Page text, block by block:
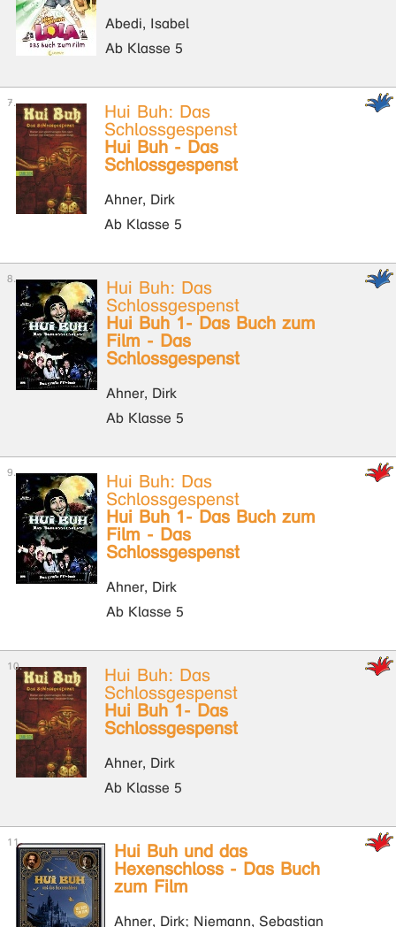
Abedi, Isabel
Ab Klasse 5
Hui Buh: Das
Schlossgespenst
Hui Buh - Das
Schlossgespenst
Ahner, Dirk
Ab Klasse 5
Hui Buh: Das
Schlossgespenst
Hui Buh 1- Das Buch zum
Film - Das
Schlossgespenst
Ahner, Dirk
Ab Klasse 5
Hui Buh: Das
Schlossgespenst
Hui Buh 1- Das Buch zum
Film - Das
Schlossgespenst
Ahner, Dirk
Ab Klasse 5
Hui Buh: Das
Schlossgespenst
Hui Buh 1- Das
Schlossgespenst
Ahner, Dirk
Ab Klasse 5
Hui Buh und das
Hexenschloss - Das Buch
zum Film
Ahner, Dirk; Niemann, Sebastian